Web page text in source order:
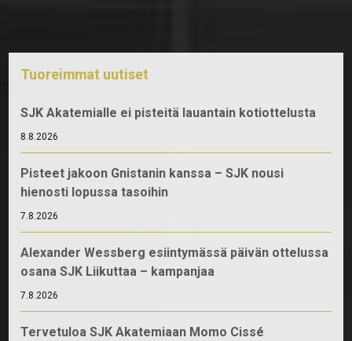
Tuoreimmat uutiset
SJK Akatemialle ei pisteitä lauantain kotiottelusta
8.8.2026
Pisteet jakoon Gnistanin kanssa – SJK nousi
hienosti lopussa tasoihin
7.8.2026
Alexander Wessberg esiintymässä päivän ottelussa
osana SJK Liikuttaa – kampanjaa
7.8.2026
Tervetuloa SJK Akatemiaan Momo Cissé